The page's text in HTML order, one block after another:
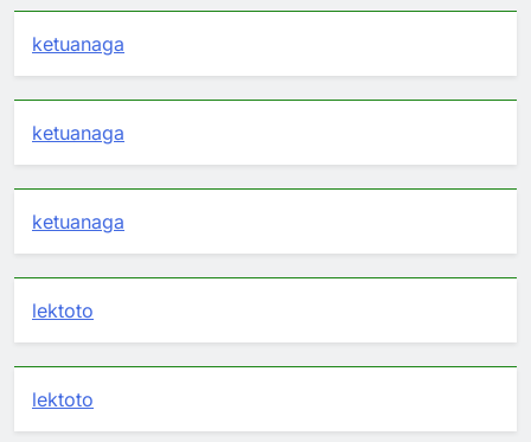
ketuanaga
ketuanaga
ketuanaga
lektoto
lektoto